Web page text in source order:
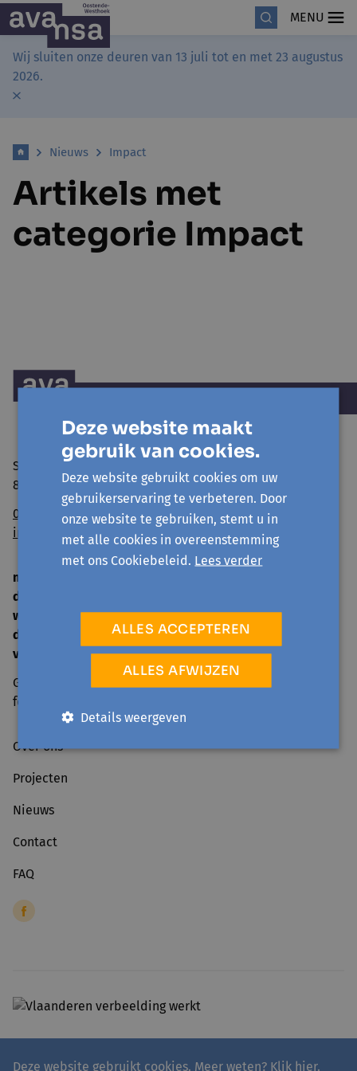
MENU
Wij sluiten onze deuren van 13 juli tot en met 23 augustus
2026.
Nieuws Impact
Artikels met
categorie Impact
Sint Niklaasstraat 8
8400 Oostende
059/50 39 52
info@avansa-ow.be
ma
di
woe
gesloten
do
9 u. - 12 u. | 14 u. - 16 u.
vrij
9 u. - 12 u.
Gesloten tijdens schoolvakanties en op officiële
feestdagen.
Over ons
Projecten
Nieuws
Contact
FAQ
Deze website gebruikt cookies. Meer weten? Klik hier.
Deze website maakt
gebruik van cookies.
Deze website gebruikt cookies om uw
gebruikerservaring te verbeteren. Door
onze website te gebruiken, stemt u in
met alle cookies in overeenstemming
met ons Cookiebeleid. Lees verder
ALLES ACCEPTEREN
ALLES AFWIJZEN
Details weergeven